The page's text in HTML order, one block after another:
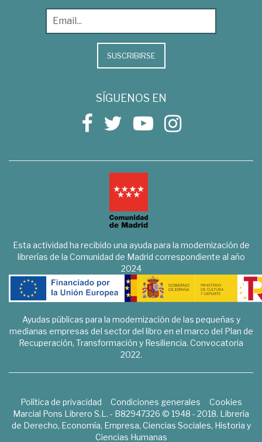
SUSCRIBIRSE
SÍGUENOS EN
Esta actividad ha recibido una ayuda para la modernización de
librerías de la Comunidad de Madrid correspondiente al año
2024
Ayudas públicas para la modernización de las pequeñas y
medianas empresas del sector del libro en el marco del Plan de
Recuperación, Transformación y Resiliencia. Convocatoria
2022.
Política de privacidad Condiciones generales
Cookies
Marcial Pons Librero S.L. - B82947326 © 1948 - 2018. Librería
de Derecho, Economía, Empresa, Ciencias Sociales, Historia y
Ciencias Humanas